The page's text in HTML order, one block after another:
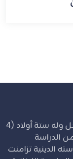
مواليد 1953 كفر فيلا - جنوب لبنان. متأهل وله ستة أولاد (4
من الدراسة
الدينية تزامنت